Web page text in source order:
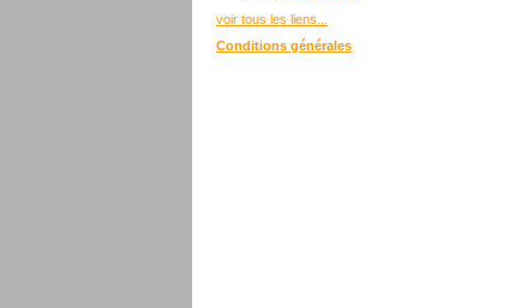
voir tous les liens...
Conditions générales